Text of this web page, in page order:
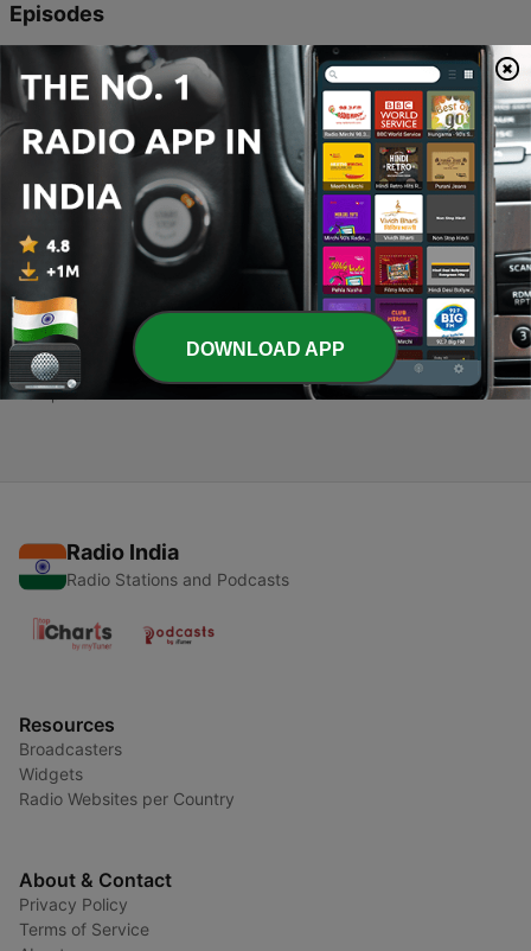
Episodes
4 - जैन धर्म 363 पाखंड मतों पर चल रहा है! _ Sant Rampal Ji
Satsang _ SATLOK ASHRAM
16 Apr 2021
जैन धर्म में पुनर्जन्म _ Rebirth in Jainism _ Sant Rampal Ji
Satsang _ SATLOK ASHRAM
16 Apr 2021
2 - महावीर जैन का इतिहास _ Sant Rampal Ji Satsang _ Satlok
Ashram
16 Apr 2021
1 - आज के सभी धर्मों की उत्पत्ति आदि सनातन धर्म से हुई हैं _ Sant Rampal
Ji Satsang _ SATLOK ASHRAM
16 Apr 2021
Radio India
Radio Stations and Podcasts
Resources
Broadcasters
Widgets
Radio Websites per Country
About & Contact
Privacy Policy
Terms of Service
DOWNLOAD APP